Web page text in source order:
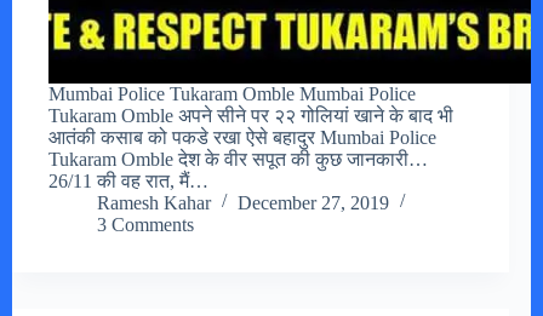
Mumbai Police Tukaram Omble Mumbai Police
Tukaram Omble अपने सीने पर २२ गोलियां खाने के बाद भी
आतंकी कसाब को पकडे रखा ऐसे बहादुर Mumbai Police
Tukaram Omble देश के वीर सपूत की कुछ जानकारी…
26/11 की वह रात, मैं…
Ramesh Kahar
December 27, 2019
3 Comments